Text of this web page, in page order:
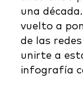
una
vuelto a
de las
unirte a
infografía